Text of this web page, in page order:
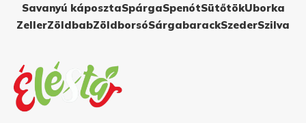
Savanyú káposztaSpárgaSpenótSütőtökUborka
ZellerZöldbabZöldborsóSárgabarackSzederSzilva